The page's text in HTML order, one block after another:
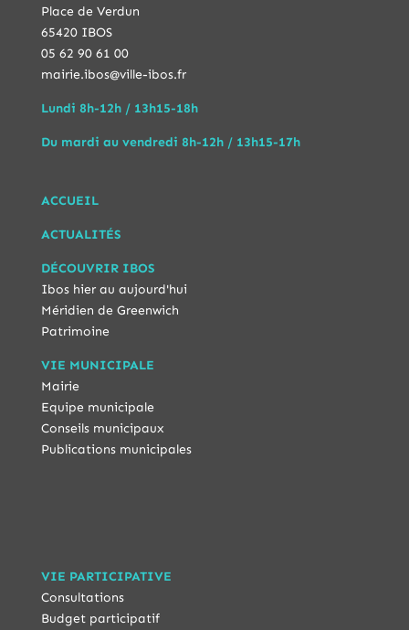
Place de Verdun
65420 IBOS
05 62 90 61 00
mairie.ibos@ville-ibos.fr
Lundi 8h-12h / 13h15-18h
Du mardi au vendredi 8h-12h / 13h15-17h
ACCUEIL
ACTUALITÉS
DÉCOUVRIR IBOS
Ibos hier au aujourd'hui
Méridien de Greenwich
Patrimoine
VIE MUNICIPALE
Mairie
Equipe municipale
Conseils municipaux
Publications municipales
VIE PARTICIPATIVE
Consultations
Budget participatif